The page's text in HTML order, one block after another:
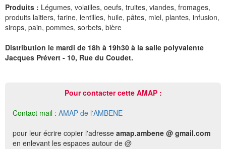
Produits : Légumes, volailles, oeufs, truites, viandes, fromages,
produits laitiers, farine, lentilles, huile, pâtes, miel, plantes, infusion,
sirops, pain, pommes, sorbets, bière
Distribution le mardi de 18h à 19h30 à la salle polyvalente
Jacques Prévert - 10, Rue du Coudet.
Pour contacter cette AMAP :
Contact mail : AMAP de l'AMBENE
pour leur écrire copier l'adresse amap.ambene @ gmail.com
en enlevant les espaces autour de @